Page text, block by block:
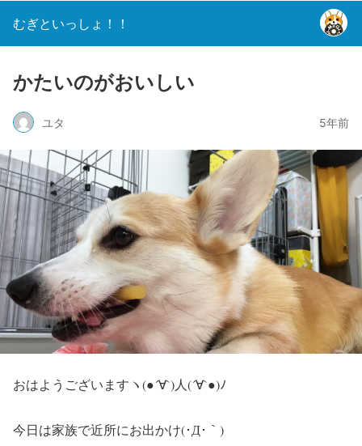
むぎといっしょ！！
かたいのがおいしい
ユタ 5年前
おはようございますヽ(●´∀`)人(´∀`●)ﾉ
今日は家族で近所にお出かけ(･Д･｀)